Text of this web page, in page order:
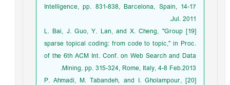
Intelligence, pp. 831-838, Barcelona, Spain, 14-17
Jul. 2011.
[19] L. Bai, J. Guo, Y. Lan, and X. Cheng, "Group
sparse topical coding: from code to topic," in Proc.
of the 6th ACM Int. Conf. on Web Search and Data
Mining, pp. 315-324, Rome, Italy, 4-8 Feb.2013.
[20] P. Ahmadi, M. Tabandeh, and I. Gholampour,